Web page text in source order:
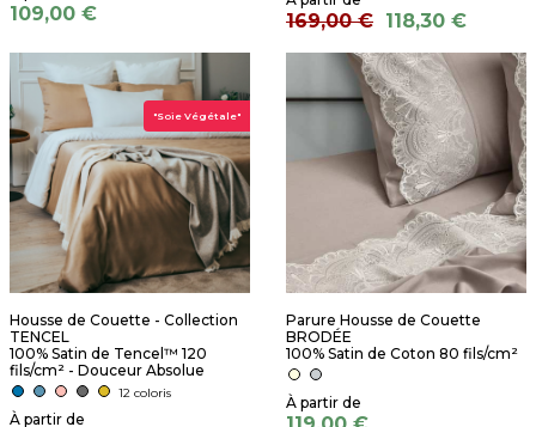
109,00 € 169,00 € 118,30 €
"Soie Végétale"
Housse de Couette - Collection
TENCEL
100% Satin de Tencel™ 120
fils/cm² - Douceur Absolue
12 coloris
Parure Housse de Couette
BRODÉE
100% Satin de Coton 80 fils/cm²